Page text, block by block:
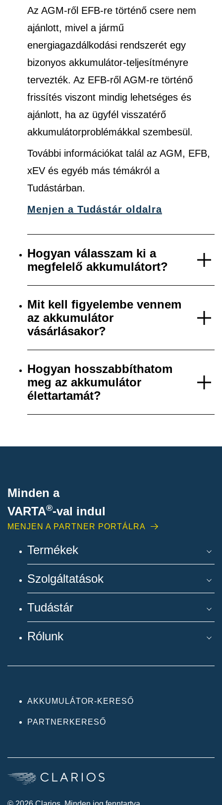
Az AGM-ről EFB-re történő csere nem
ajánlott, mivel a jármű
energiagazdálkodási rendszerét egy
bizonyos akkumulátor-teljesítményre
tervezték. Az EFB-ről AGM-re történő
frissítés viszont mindig lehetséges és
ajánlott, ha az ügyfél visszatérő
akkumulátorproblémákkal szembesül.
További információkat talál az AGM, EFB,
xEV és egyéb más témákról a
Tudástárban.
Menjen a Tudástár oldalra
Hogyan válasszam ki a
megfelelő akkumulátort?
Mit kell figyelembe vennem
az akkumulátor
vásárlásakor?
Hogyan hosszabbíthatom
meg az akkumulátor
élettartamát?
Minden a
VARTA®-val indul
MENJEN A PARTNER PORTÁLRA
Termékek
Szolgáltatások
Tudástár
Rólunk
AKKUMULÁTOR-KERESŐ
PARTNERKERESŐ